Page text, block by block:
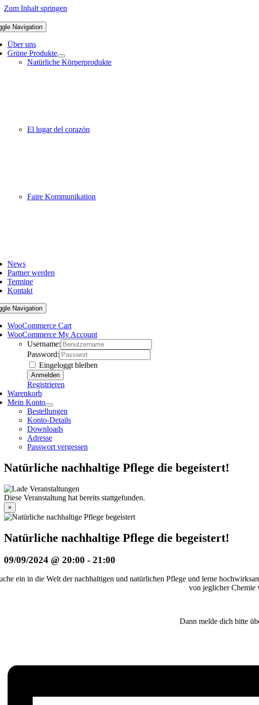
Zum Inhalt springen
Navigation
Über uns
Grüne Produkte
Natürliche Körperprodukte
El lugar del corazón
Faire Kommunikation
News
Partner werden
Termine
Kontakt
Navigation
WooCommerce Cart
WooCommerce My Account
Username:
Password:
Eingeloggt bleiben
Registrieren
Warenkorb
Mein Konto
Bestellungen
Konto-Details
Downloads
Adresse
Passwort vergessen
Natürliche nachhaltige Pflege die begeistert!
Diese Veranstaltung hat bereits stattgefunden.
×
Natürliche nachhaltige Pflege die begeistert!
09/09/2024 @ 20:00 - 21:00
ein in die Welt der nachhaltigen und natürlichen Pflege und lerne
von jeglicher Chemie
Dann melde dich bitte